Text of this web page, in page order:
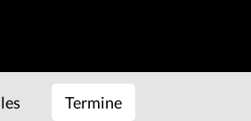
Termine